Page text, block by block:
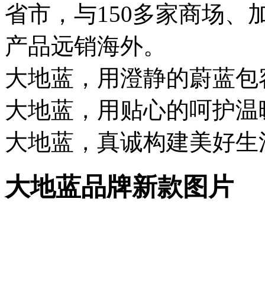
省市，与150多家商场、
产品远销海外。
大地蓝，用澄静的蔚
大地蓝，用贴心的呵
大地蓝，真诚构建美好生
大地蓝品牌新款图片